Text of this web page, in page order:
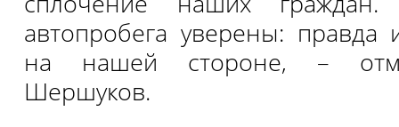
автопробега уверены: правда
на нашей стороне, –
Шершуков.